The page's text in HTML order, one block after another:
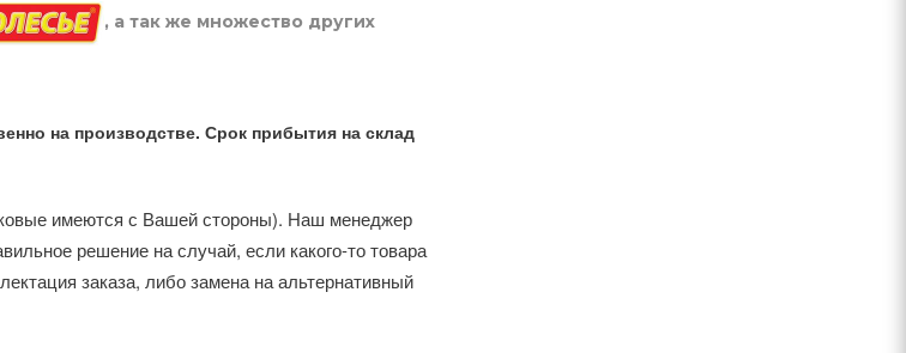
, а так же множество других
на производстве. Срок прибытия на склад
имеются с Вашей стороны). Наш менеджер
решение на случай, если какого-то товара
заказа, либо замена на альтернативный